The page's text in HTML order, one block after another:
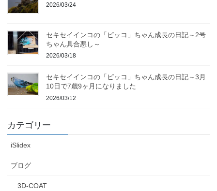
2026/03/24
セキセイインコの「ピッコ」ちゃん成長の日記～2号
ちゃん具合悪し～
2026/03/18
セキセイインコの「ピッコ」ちゃん成長の日記～3月
10日で7歳9ヶ月になりました
2026/03/12
カテゴリー
iSlidex
ブログ
3D-COAT